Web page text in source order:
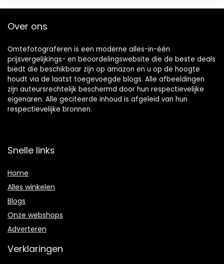
Over ons
Omtefotograferen is een moderne alles-in-één
prijsvergelijkings- en beoordelingswebsite die de beste deals
biedt die beschikbaar zijn op amazon en u op de hoogte
houdt via de laatst toegevoegde blogs. Alle afbeeldingen
zijn auteursrechtelijk beschermd door hun respectievelijke
eigenaren. Alle geciteerde inhoud is afgeleid van hun
respectievelijke bronnen.
Snelle links
Home
Alles winkelen
Blogs
Onze webshops
Adverteren
Verklaringen